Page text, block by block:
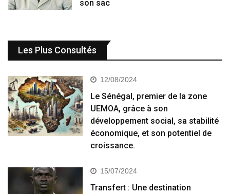
son sac
Les Plus Consultés
12/08/2024
Le Sénégal, premier de la zone
UEMOA, grâce à son
développement social, sa stabilité
économique, et son potentiel de
croissance.
15/07/2024
Transfert : Une destination